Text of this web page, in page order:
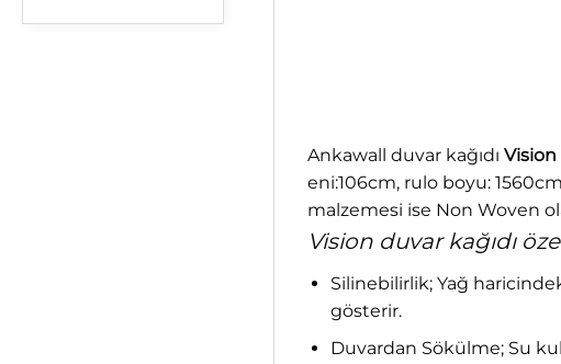
Ankawall duvar kağıdı Vision
eni:106cm, rulo boyu:
malzemesi ise Non Woven
Vision duvar kağıdı
Silinebilirlik; Yağ
gösterir.
Duvardan Sökülme; Su